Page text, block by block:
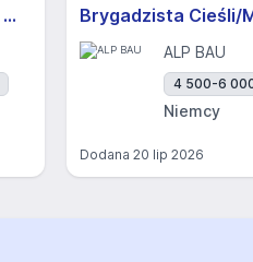
Operator żurawia | Atrakcyjne Warunki Brygadzista Cieśli/
ALP BAU
4 500-6
Niemcy
Dodana 20 lip 2026